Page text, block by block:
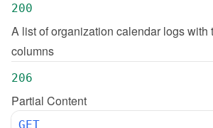
200
A list of organization calendar logs with
columns
206
Partial Content
GET